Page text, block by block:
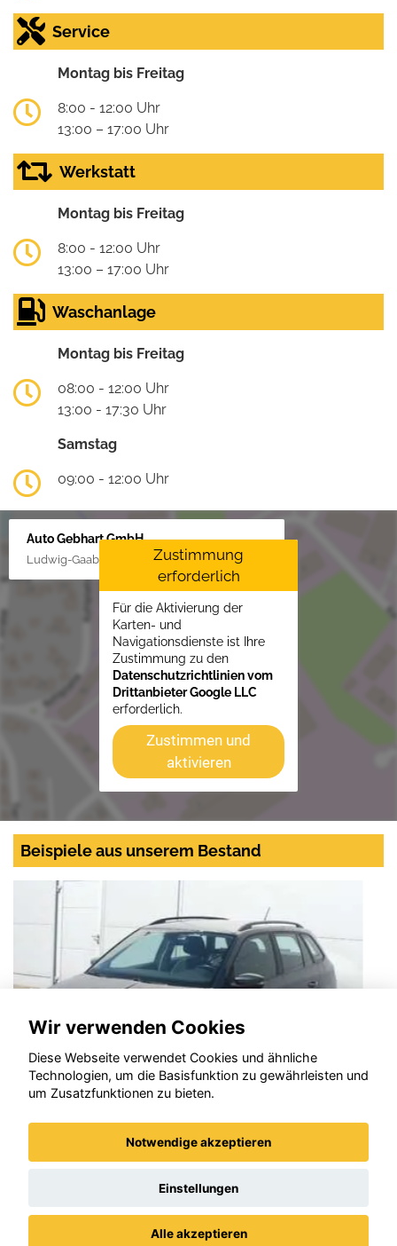
Service
Montag bis Freitag
8:00 - 12:00 Uhr
13:00 – 17:00 Uhr
Werkstatt
Montag bis Freitag
8:00 - 12:00 Uhr
13:00 – 17:00 Uhr
Waschanlage
Montag bis Freitag
08:00 - 12:00 Uhr
13:00 - 17:30 Uhr
Samstag
09:00 - 12:00 Uhr
Auto Gebhart GmbH
Ludwig-Gaab-Str. 4, 88427 Bad Schussenried
Zustimmung
erforderlich
Für die Aktivierung der
Karten- und
Navigationsdienste ist Ihre
Zustimmung zu den
Datenschutzrichtlinien vom
Drittanbieter Google LLC
erforderlich.
Zustimmen und
aktivieren
Beispiele aus unserem Bestand
Wir verwenden Cookies
Diese Webseite verwendet Cookies und ähnliche
Technologien, um die Basisfunktion zu gewährleisten und
um Zusatzfunktionen zu bieten.
Notwendige akzeptieren
Einstellungen
Alle akzeptieren